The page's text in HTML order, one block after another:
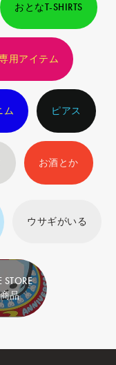
おとなT-SHIRTS
用アイテム
ム ピアス
お酒とか
ウサギがいる
STORE
品